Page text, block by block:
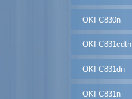
OKI C830n
OKI C831cdtn
OKI C831dn
OKI C831n